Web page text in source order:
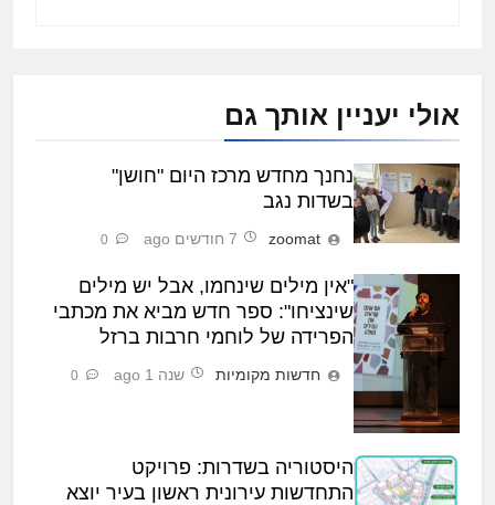
אולי יעניין אותך גם
נחנך מחדש מרכז היום "חושן"
בשדות נגב
zoomat 7 חודשים ago 0
"אין מילים שינחמו, אבל יש מילים
שינציחו": ספר חדש מביא את מכתבי
הפרידה של לוחמי חרבות ברזל
חדשות מקומיות שנה 1 ago 0
היסטוריה בשדרות: פרויקט
התחדשות עירונית ראשון בעיר יוצא